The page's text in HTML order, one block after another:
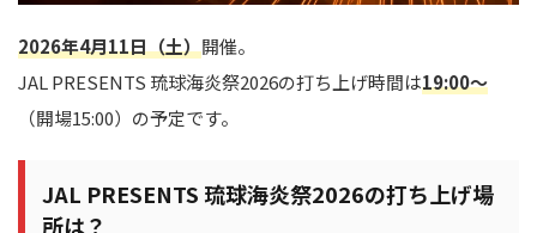
2026年4月11日（土）開催。
JAL PRESENTS 琉球海炎祭2026の打ち上げ時間は19:00～
（開場15:00）の予定です。
JAL PRESENTS 琉球海炎祭2026の打ち上げ場
所は？